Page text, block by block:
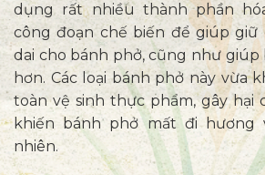
dụng rất nhiều thành phần
công đoạn chế biến để giúp giữ
dai cho bánh phở, cũng như
hơn. Các loại bánh phở này vừa
toàn vệ sinh thực phẩm, gây hại
khiến bánh phở mất đi
nhiên.